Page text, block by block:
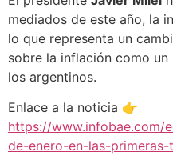
mediados de este año, la
lo que representa un
sobre la inflación como
los argentinos.
Enlace a la noticia 👉
https://www.infobae.com/
de-enero-en-las-